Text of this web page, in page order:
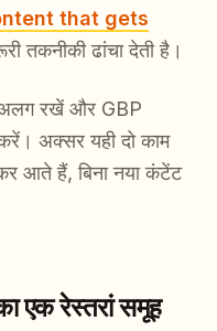
that gets
तकनीकी ढांचा देती है।
रखें और GBP
अक्सर यही दो काम
आते हैं, बिना नया कंटेंट
एक रेस्तरां समूह